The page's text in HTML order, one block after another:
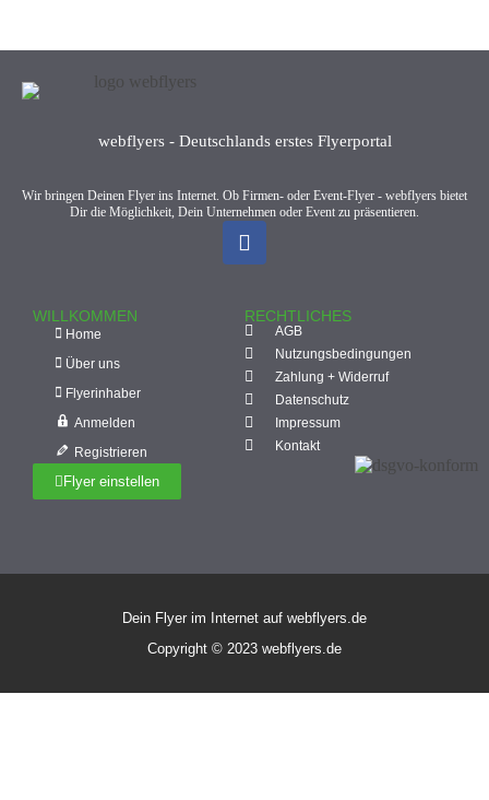
webflyers - Deutschlands erstes Flyerportal
Wir bringen Deinen Flyer ins Internet. Ob Firmen- oder Event-Flyer - webflyers bietet
Dir die Möglichkeit, Dein Unternehmen oder Event zu präsentieren.
WILLKOMMEN
Home
Über uns
Flyerinhaber
Anmelden
Registrieren
Flyer einstellen
RECHTLICHES
AGB
Nutzungsbedingungen
Zahlung + Widerruf
Datenschutz
Impressum
Kontakt
Dein Flyer im Internet auf webflyers.de
Copyright © 2023 webflyers.de